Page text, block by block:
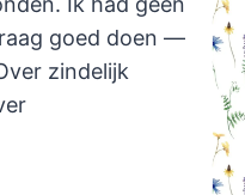
goed doen —
zindelijk